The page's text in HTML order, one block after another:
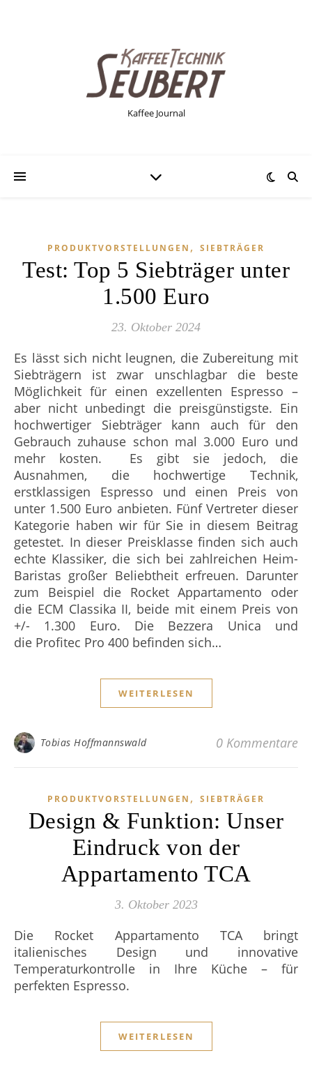
Kaffee Journal
PRODUKTVORSTELLUNGEN , SIEBTRÄGER
Test: Top 5 Siebträger unter
1.500 Euro
23. Oktober 2024
Es lässt sich nicht leugnen, die Zubereitung mit
Siebträgern ist zwar unschlagbar die beste
Möglichkeit für einen exzellenten Espresso –
aber nicht unbedingt die preisgünstigste. Ein
hochwertiger Siebträger kann auch für den
Gebrauch zuhause schon mal 3.000 Euro und
mehr kosten. Es gibt sie jedoch, die
Ausnahmen, die hochwertige Technik,
erstklassigen Espresso und einen Preis von
unter 1.500 Euro anbieten. Fünf Vertreter dieser
Kategorie haben wir für Sie in diesem Beitrag
getestet. In dieser Preisklasse finden sich auch
echte Klassiker, die sich bei zahlreichen Heim-
Baristas großer Beliebtheit erfreuen. Darunter
zum Beispiel die Rocket Appartamento oder
die ECM Classika II, beide mit einem Preis von
+/- 1.300 Euro. Die Bezzera Unica und
die Profitec Pro 400 befinden sich…
WEITERLESEN
Tobias Hoffmannswald 0 Kommentare
PRODUKTVORSTELLUNGEN , SIEBTRÄGER
Design & Funktion: Unser
Eindruck von der
Appartamento TCA
3. Oktober 2023
Die Rocket Appartamento TCA bringt
italienisches Design und innovative
Temperaturkontrolle in Ihre Küche – für
perfekten Espresso.
WEITERLESEN